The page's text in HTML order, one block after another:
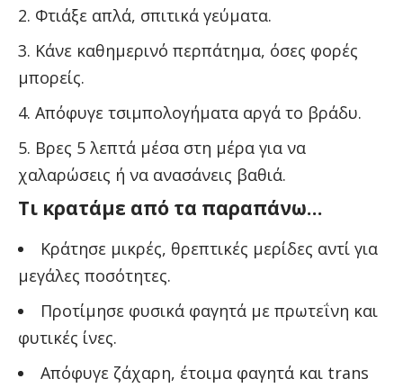
Φτιάξε απλά, σπιτικά γεύματα.
Κάνε καθημερινό περπάτημα, όσες φορές
μπορείς.
Απόφυγε τσιμπολογήματα αργά το βράδυ.
Βρες 5 λεπτά μέσα στη μέρα για να
χαλαρώσεις ή να ανασάνεις βαθιά.
Τι κρατάμε από τα παραπάνω…
Κράτησε μικρές, θρεπτικές μερίδες αντί για
μεγάλες ποσότητες.
Προτίμησε φυσικά φαγητά με πρωτεΐνη και
φυτικές ίνες.
Απόφυγε ζάχαρη, έτοιμα φαγητά και trans